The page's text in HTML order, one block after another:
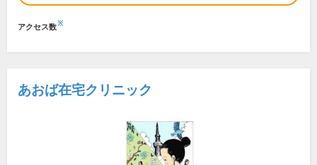
アクセス数※
あおば在宅クリニック